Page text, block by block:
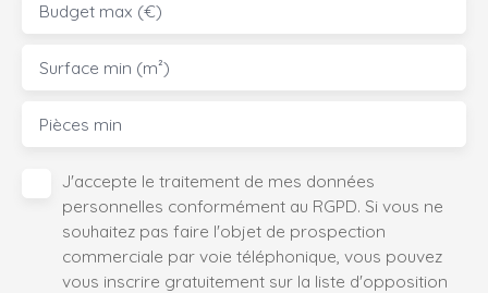
Budget max (€)
Surface min (m²)
Pièces min
J'accepte le traitement de mes données
personnelles conformément au RGPD. Si vous ne
souhaitez pas faire l'objet de prospection
commerciale par voie téléphonique, vous pouvez
vous inscrire gratuitement sur la liste d'opposition